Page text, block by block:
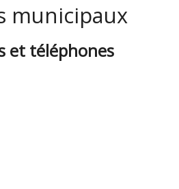
municipaux
et téléphones